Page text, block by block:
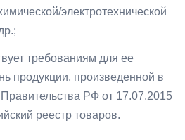
электротехнической
требованиям для ее
продукции, произведенной в
РФ от 17.07.2015
реестр товаров.